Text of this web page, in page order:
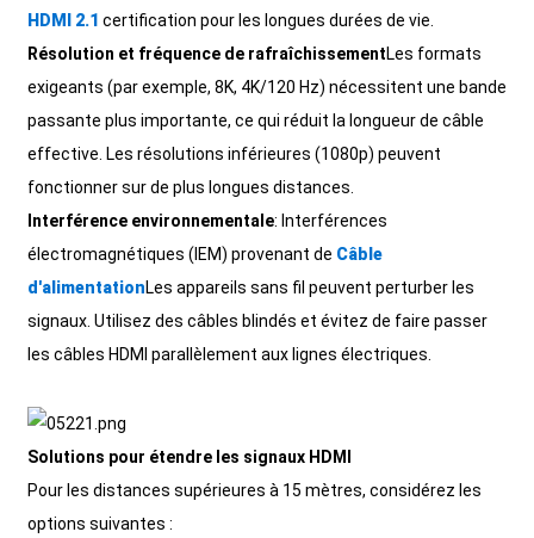
HDMI 2.1 certification pour les longues durées de vie.
Résolution et fréquence de rafraîchissementLes formats
exigeants (par exemple, 8K, 4K/120 Hz) nécessitent une bande
passante plus importante, ce qui réduit la longueur de câble
effective. Les résolutions inférieures (1080p) peuvent
fonctionner sur de plus longues distances.
Interférence environnementale: Interférences
électromagnétiques (IEM) provenant de Câble
d'alimentationLes appareils sans fil peuvent perturber les
signaux. Utilisez des câbles blindés et évitez de faire passer
les câbles HDMI parallèlement aux lignes électriques.
Solutions pour étendre les signaux HDMI
Pour les distances supérieures à 15 mètres, considérez les
options suivantes :